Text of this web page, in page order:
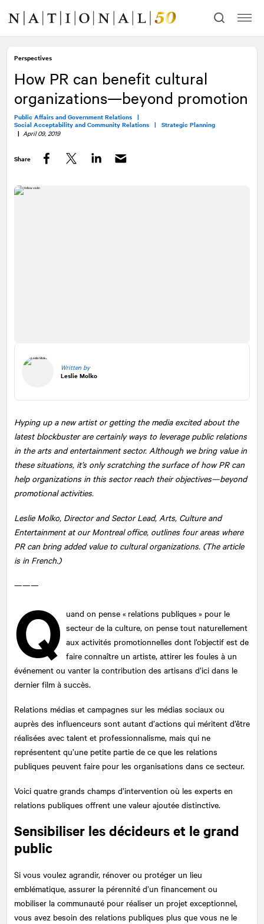
content
navigation
Perspectives
How PR can benefit cultural
organizations—beyond promotion
Public Affairs and Government Relations |
Social Acceptability and Community Relations | Strategic Planning
| April 09, 2019
Share
Written by
Leslie Molko
Hyping up a new artist or getting the media excited about the
latest blockbuster are certainly ways to leverage public relations
in the arts and entertainment sector. Although we bring value in
these situations, it’s only scratching the surface of how PR can
help organizations in this sector reach their objectives—beyond
promotional activities.
Leslie Molko, Director and Sector Lead, Arts, Culture and
Entertainment at our Montreal office, outlines four areas where
PR can bring added value to cultural organizations. (The article
is in French.)
———
Q uand on pense « relations publiques » pour le
secteur de la culture, on pense tout naturellement
aux activités promotionnelles dont l’objectif est de
faire connaître un artiste, attirer les foules à un
événement ou vanter la contribution des artisans d’ici dans le
dernier film à succès.
Relations médias et campagnes sur les médias sociaux ou
auprès des influenceurs sont autant d’actions qui méritent d’être
réalisées avec talent et professionnalisme, mais qui ne
représentent qu’une petite partie de ce que les relations
publiques peuvent faire pour les organisations dans ce secteur.
Voici quatre grands champs d’intervention où les experts en
relations publiques offrent une valeur ajoutée distinctive.
Sensibiliser les décideurs et le grand
public
Si vous voulez agrandir, rénover ou protéger un lieu
emblématique, assurer la pérennité d’un financement ou
mobiliser la communauté pour réaliser un projet exceptionnel,
vous avez besoin des relations publiques plus que vous ne le